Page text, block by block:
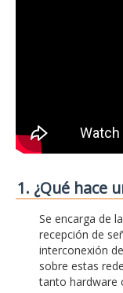
1. ¿Qué hace
Se encarga de
recepción de
interconexión
sobre estas
tanto hardware